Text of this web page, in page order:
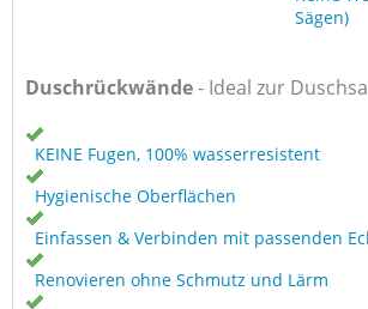
Sägen)
Duschrückwände- Ideal zur
KEINE Fugen, 100% wasserresistent
Hygienische Oberflächen
Einfassen & Verbinden mit passenden
Renovieren ohne Schmutz und Lärm